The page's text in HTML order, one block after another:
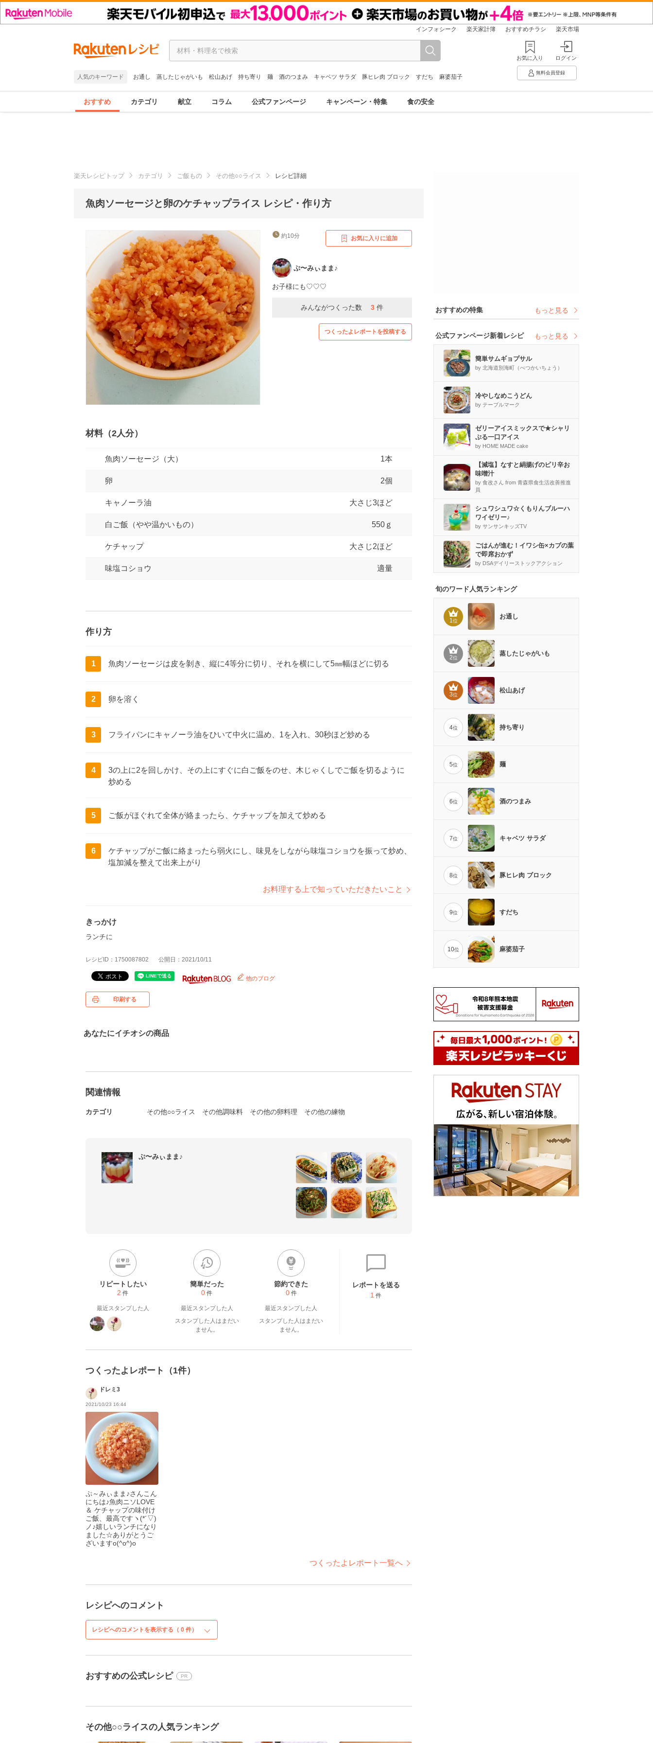
インフォシーク 楽天家計簿 おすすめチラシ 楽天市場
人気のキーワード お通し 蒸したじゃがいも 松山あげ 持ち寄り 麺 酒のつまみ キャベツ サラダ 豚ヒレ肉 ブロック すだち 麻婆茄子
お気に入り ログイン
無料会員登録
おすすめ カテゴリ 献立 コラム 公式ファンページ キャンペーン・特集 食の安全
楽天レシピトップ カテゴリ ご飯もの その他○○ライス レシピ詳細
魚肉ソーセージと卵のケチャップライス レシピ・作り方
約10分 お気に入りに追加
ぷ〜みぃまま♪
お子様にも♡♡♡
みんながつくった数 3 件
つくったよレポートを投稿する
材料（2人分）
魚肉ソーセージ（大） 1本
卵 2個
キャノーラ油 大さじ3ほど
白ご飯（やや温かいもの） 550ｇ
ケチャップ 大さじ2ほど
味塩コショウ 適量
作り方
1 魚肉ソーセージは皮を剝き、縦に4等分に切り、それを横にして5㎜幅ほどに切る
2 卵を溶く
3 フライパンにキャノーラ油をひいて中火に温め、1を入れ、30秒ほど炒める
4
3の上に2を回しかけ、その上にすぐに白ご飯をのせ、木じゃくしでご飯を切るように
炒める
5 ご飯がほぐれて全体が絡まったら、ケチャップを加えて炒める
6
ケチャップがご飯に絡まったら弱火にし、味見をしながら味塩コショウを振って炒め、
塩加減を整えて出来上がり
お料理する上で知っていただきたいこと
きっかけ
ランチに
レシピID：1750087802 公開日：2021/10/11
他のブログ
印刷する
あなたにイチオシの商品
関連情報
カテゴリ その他○○ライス その他調味料 その他の卵料理 その他の練物
ぷ〜みぃまま♪
リピートしたい
2 件
最近スタンプした人
簡単だった
0 件
最近スタンプした人
スタンプした人はまだい
ません。
節約できた
0 件
最近スタンプした人
スタンプした人はまだい
ません。
レポートを送る
1 件
つくったよレポート（1件）
ドレミ3
2021/10/23 16:44
ぷ～みぃまま♪さんこん
にちは♪魚肉ニソLOVE
＆ ケチャップの味付け
ご飯、最高ですヽ(*´▽)
ノ♪嬉しいランチになり
ました☆ありがとうご
ざいますo(^o^)o
つくったよレポート一覧へ
レシピへのコメント
レシピへのコメントを表示する（ 0 件）
おすすめの公式レシピ PR
その他○○ライスの人気ランキング
おすすめの特集 もっと見る
公式ファンページ新着レシピ もっと見る
簡単サムギョプサル
by 北海道別海町（べつかいちょう）
冷やしなめこうどん
by テーブルマーク
ゼリーアイスミックスで★シャリ
ぷる一口アイス
by HOME MADE cake
【減塩】なすと絹揚げのピリ辛お
味噌汁
by 食改さん from 青森県食生活改善推進
員
シュワシュワ☆くもりんブルーハ
ワイゼリー♪
by サンサンキッズTV
ごはんが進む！イワシ缶×カブの葉
で即席おかず
by DSAデイリーストックアクション
旬のワード人気ランキング
1位
お通し
2位
蒸したじゃがいも
3位
松山あげ
4位 持ち寄り
5位 麺
6位 酒のつまみ
7位 キャベツ サラダ
8位 豚ヒレ肉 ブロック
9位 すだち
10位 麻婆茄子